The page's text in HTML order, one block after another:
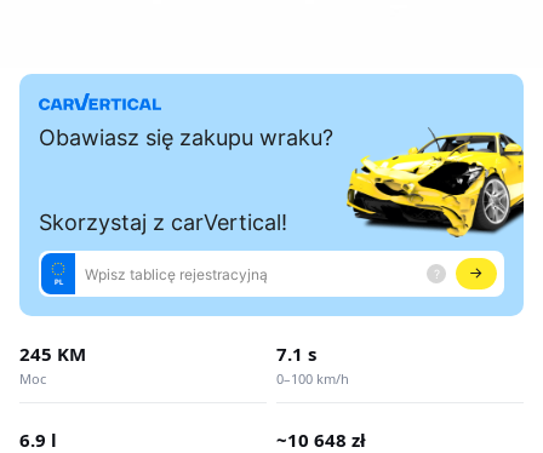
245 KM
Moc
7.1 s
0–100 km/h
6.9 l ~10 648 zł